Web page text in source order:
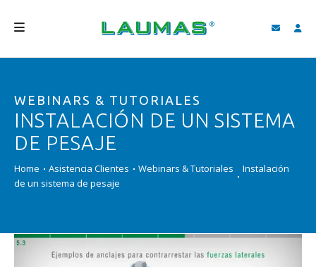
PRODUCTOS
SERVICIOS
VIDEO
NEWS
WEBINARS & TUTORIALES
INSTALACIÓN DE UN SISTEMA
DE PESAJE
Home Asistencia Clientes Webinars & Tutoriales
Instalación
de un sistema de pesaje